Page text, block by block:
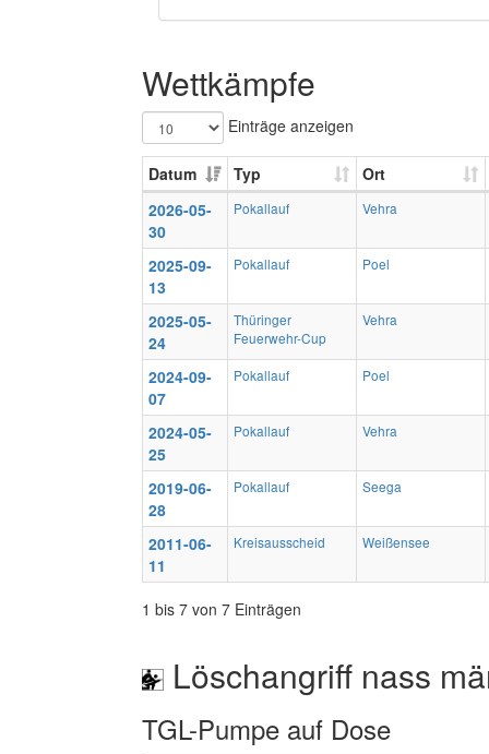
Wettkämpfe
Einträge anzeigen
Datum Typ
Ort
2026-05-
30
Pokallauf Vehra
2025-09-
13
Pokallauf Poel
2025-05-
24
Thüringer
Feuerwehr-Cup
Vehra
2024-09-
07
Pokallauf Poel
2024-05-
25
Pokallauf Vehra
2019-06-
28
Pokallauf Seega
2011-06-
11
Kreisausscheid Weißensee
1 bis 7 von 7 Einträgen
Löschangriff nass
TGL-Pumpe auf Dose